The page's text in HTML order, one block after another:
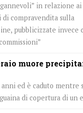
in relazione
compravendita sulla
pubblicizzate invece
muore
anni ed è caduto mentre
di copertura di un